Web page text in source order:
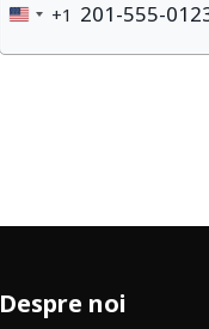
United
States
+1
Despre noi